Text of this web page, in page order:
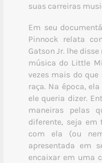
suas carreiras
Em seu
Pinnock relata
Gatson Jr. lhe
música do Little
vezes mais do
raça. Na época,
ele queria dizer.
maneiras pelas
diferente, seja
com ela (ou
apresentada em
encaixar em uma